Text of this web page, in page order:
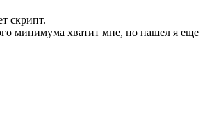
скрипт.
минимума хватит мне, но нашел я еще